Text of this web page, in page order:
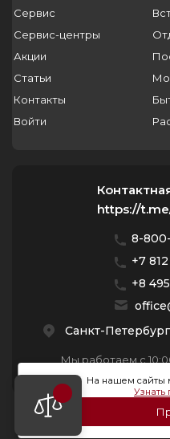
Сервис
Сервис-центры
Акции
Статьи
Контакты
Войти
https://
8-
+7
+8
Санкт-
Мы работаем с
© 2026 Премиум
На нашем сайты
Узнать